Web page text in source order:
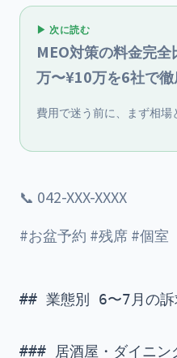
▶ 次に読む
MEO対策の料金完
万〜¥10万を6社で
費用で迷う前に、まず相
📞 042-XXX-XXXX
#お盆予約 #残席 #個室
## 業態別 6〜7月の訴
### 居酒屋・ダイニン